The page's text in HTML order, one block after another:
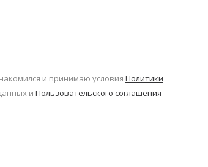
и принимаю условия Политики
и Пользовательского соглашения